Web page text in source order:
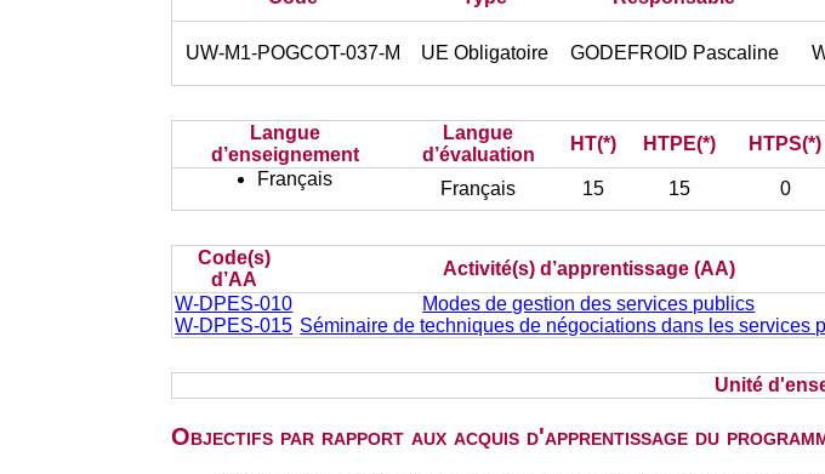
UW-M1-POGCOT-037-M UE Obligatoire GODEFROID Pascaline
Langue
d’enseignement
Langue
d’évaluation
HT(*) HTPE(*) HTPS(*)
Français
Français 15 15 0
Code(s)
d’AA
Activité(s) d’apprentissage (AA)
W-DPES-010
Modes de gestion des services publics
W-DPES-015 Séminaire de techniques de négociations dans les services
Unité
Objectifs par rapport aux acquis d'apprentissage du